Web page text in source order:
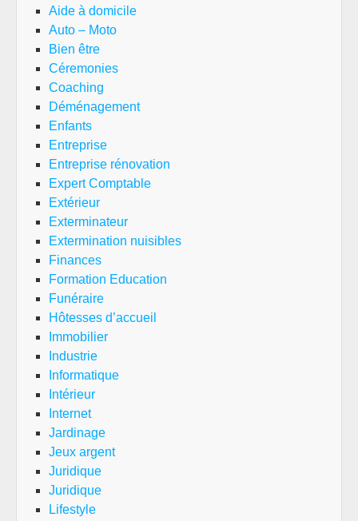
Aide à domicile
Auto – Moto
Bien être
Céremonies
Coaching
Déménagement
Enfants
Entreprise
Entreprise rénovation
Expert Comptable
Extérieur
Exterminateur
Extermination nuisibles
Finances
Formation Education
Funéraire
Hôtesses d’accueil
Immobilier
Industrie
Informatique
Intérieur
Internet
Jardinage
Jeux argent
Juridique
Juridique
Lifestyle